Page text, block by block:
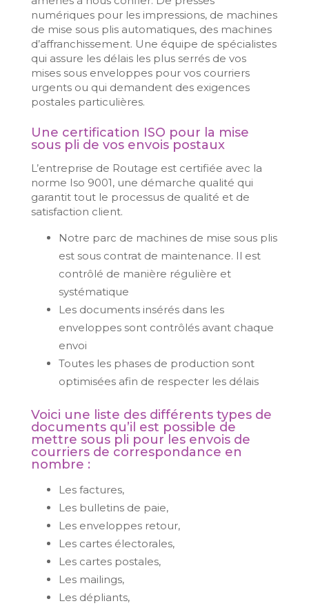
numériques pour les impressions, de machines
de mise sous plis automatiques, des machines
d’affranchissement. Une équipe de spécialistes
qui assure les délais les plus serrés de vos
mises sous enveloppes pour vos courriers
urgents ou qui demandent des exigences
postales particulières.
Une certification ISO pour la mise
sous pli de vos envois postaux
L’entreprise de Routage est certifiée avec la
norme Iso 9001, une démarche qualité qui
garantit tout le processus de qualité et de
satisfaction client.
Notre parc de machines de mise sous plis
est sous contrat de maintenance. Il est
contrôlé de manière régulière et
systématique
Les documents insérés dans les
enveloppes sont contrôlés avant chaque
envoi
Toutes les phases de production sont
optimisées afin de respecter les délais
Voici une liste des différents types de
documents qu’il est possible de
mettre sous pli pour les envois de
courriers de correspondance en
nombre :
Les factures,
Les bulletins de paie,
Les enveloppes retour,
Les cartes électorales,
Les cartes postales,
Les mailings,
Les dépliants,